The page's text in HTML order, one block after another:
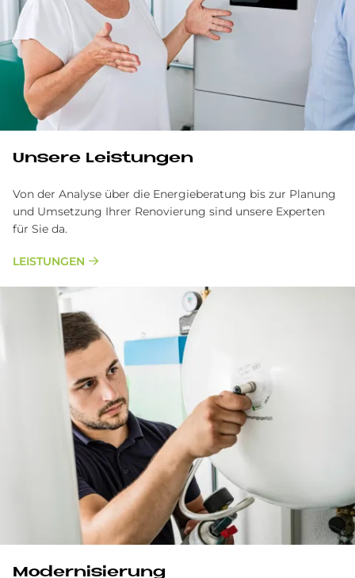
Unsere Leistungen
Von der Analyse über die Energieberatung bis zur Planung
und Umsetzung Ihrer Renovierung sind unsere Experten
für Sie da.
LEISTUNGEN
Modernisierung